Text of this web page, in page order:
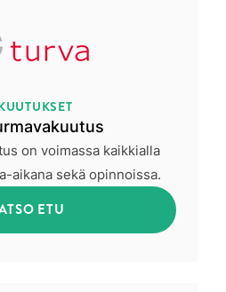
on voimassa kaikkialla
aikana sekä opinnoissa.
ETU